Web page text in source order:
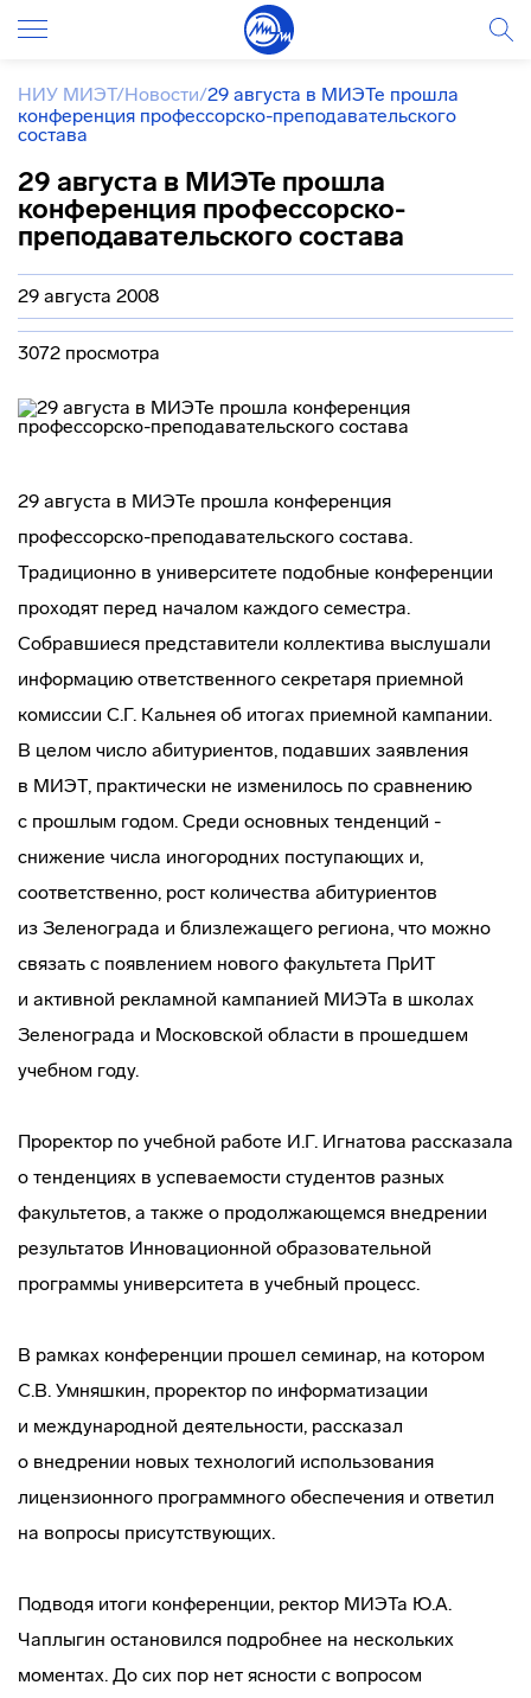
НИУ МИЭТ/Новости/29 августа в МИЭТе прошла
конференция профессорско-преподавательского
состава
29 августа в МИЭТе прошла
конференция профессорско-
преподавательского состава
29 августа 2008
3072 просмотра
29 августа в МИЭТе прошла конференция
профессорско-преподавательского состава.
Традиционно в университете подобные конференции
проходят перед началом каждого семестра.
Собравшиеся представители коллектива выслушали
информацию ответственного секретаря приемной
комиссии С.Г. Кальнея об итогах приемной кампании.
В целом число абитуриентов, подавших заявления
в МИЭТ, практически не изменилось по сравнению
с прошлым годом. Среди основных тенденций -
снижение числа иногородних поступающих и,
соответственно, рост количества абитуриентов
из Зеленограда и близлежащего региона, что можно
связать с появлением нового факультета ПрИТ
и активной рекламной кампанией МИЭТа в школах
Зеленограда и Московской области в прошедшем
учебном году.
Проректор по учебной работе И.Г. Игнатова рассказала
о тенденциях в успеваемости студентов разных
факультетов, а также о продолжающемся внедрении
результатов Инновационной образовательной
программы университета в учебный процесс.
В рамках конференции прошел семинар, на котором
С.В. Умняшкин, проректор по информатизации
и международной деятельности, рассказал
о внедрении новых технологий использования
лицензионного программного обеспечения и ответил
на вопросы присутствующих.
Подводя итоги конференции, ректор МИЭТа Ю.А.
Чаплыгин остановился подробнее на нескольких
моментах. До сих пор нет ясности с вопросом